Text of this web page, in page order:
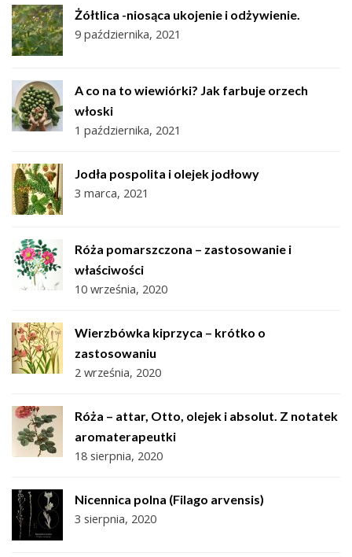
Żółtlica -niosąca ukojenie i odżywienie.
9 października, 2021
A co na to wiewiórki? Jak farbuje orzech
włoski
1 października, 2021
Jodła pospolita i olejek jodłowy
3 marca, 2021
Róża pomarszczona – zastosowanie i
właściwości
10 września, 2020
Wierzbówka kiprzyca – krótko o
zastosowaniu
2 września, 2020
Róża – attar, Otto, olejek i absolut. Z notatek
aromaterapeutki
18 sierpnia, 2020
Nicennica polna (Filago arvensis)
3 sierpnia, 2020